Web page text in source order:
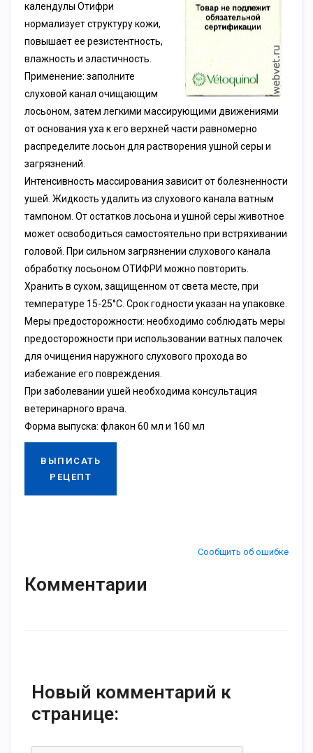
календулы Отифри
нормализует структуру кожи,
повышает ее резистентность,
влажность и эластичность.
Применение: заполните
слуховой канал очищающим
лосьоном, затем легкими массирующими движениями
от основания уха к его верхней части равномерно
распределите лосьон для растворения ушной серы и
загрязнений.
Интенсивность массирования зависит от болезненности
ушей. Жидкость удалить из слухового канала ватным
тампоном. От остатков лосьона и ушной серы животное
может освободиться самостоятельно при встряхивании
головой. При сильном загрязнении слухового канала
обработку лосьоном ОТИФРИ можно повторить.
Хранить в сухом, защищенном от света месте, при
температуре 15-25°С. Срок годности указан на упаковке.
Меры предосторожности: необходимо соблюдать меры
предосторожности при использовании ватных палочек
для очищения наружного слухового прохода во
избежание его повреждения.
При заболевании ушей необходима консультация
ветеринарного врача.
Форма выпуска: флакон 60 мл и 160 мл
ВЫПИСАТЬ
РЕЦЕПТ
Сообщить об ошибке
Комментарии
Новый комментарий к
странице: